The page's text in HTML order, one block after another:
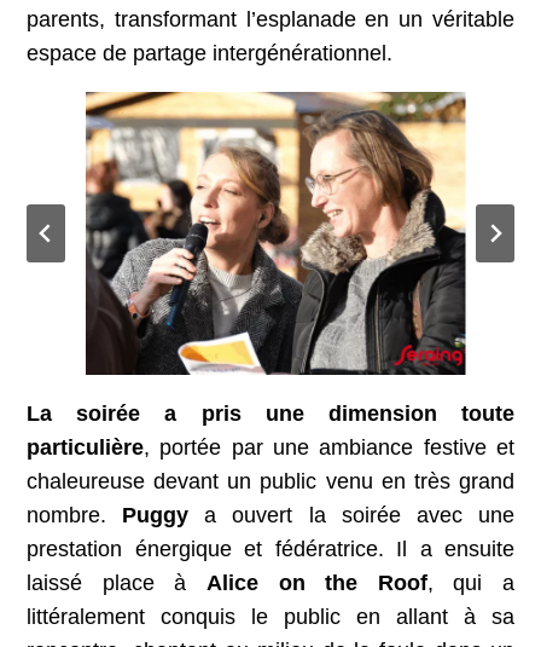
parents, transformant l’esplanade en un véritable
espace de partage intergénérationnel.
La soirée a pris une dimension toute
particulière, portée par une ambiance festive et
chaleureuse devant un public venu en très grand
nombre. Puggy a ouvert la soirée avec une
prestation énergique et fédératrice. Il a ensuite
laissé place à Alice on the Roof, qui a
littéralement conquis le public en allant à sa